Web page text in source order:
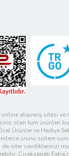
alışveriş sitesi
olan tüm ürünleri
Ürünler ve Hediye
ürünü sizlere
de ister sevdiklerinizi
Çiçeksepeti